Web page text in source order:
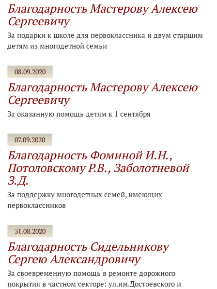
Благодарность Мастерову Алексею
Сергеевичу
За подарки к школе для первоклассника и двум старшим
детям из многодетной семьи
08.09.2020
Благодарность Мастерову Алексею
Сергеевичу
За оказанную помощь детям к 1 сентября
07.09.2020
Благодарность Фоминой И.Н.,
Потоловскому Р.В., Заболотневой
З.Д.
За поддержку многодетных семей, имеющих
первоклассников
31.08.2020
Благодарность Сидельникову
Сергею Александровичу
За своевременную помощь в ремонте дорожного
покрытия в частном секторе: ул.им.Достоевского и